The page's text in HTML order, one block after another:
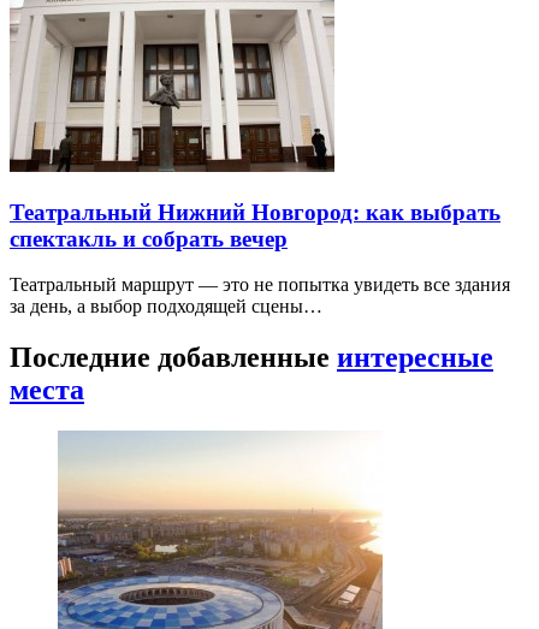
Театральный Нижний Новгород: как выбрать
спектакль и собрать вечер
Театральный маршрут — это не попытка увидеть все здания
за день, а выбор подходящей сцены…
Последние добавленные интересные
места